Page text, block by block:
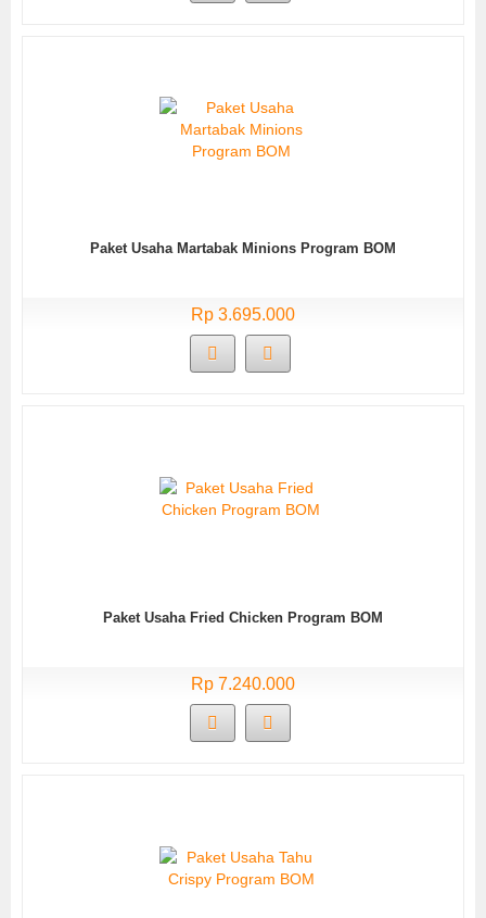
Paket Usaha Martabak Minions Program BOM
Rp 3.695.000
Paket Usaha Fried Chicken Program BOM
Rp 7.240.000